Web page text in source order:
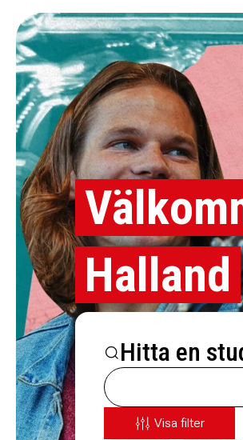
Halland
Hitta en
Visa filter